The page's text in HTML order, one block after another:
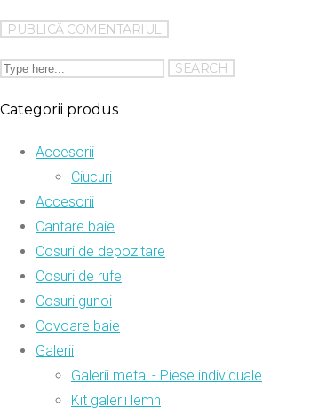
Categorii produs
Accesorii
Ciucuri
Accesorii
Cantare baie
Cosuri de depozitare
Cosuri de rufe
Cosuri gunoi
Covoare baie
Galerii
Galerii metal - Piese individuale
Kit galerii lemn